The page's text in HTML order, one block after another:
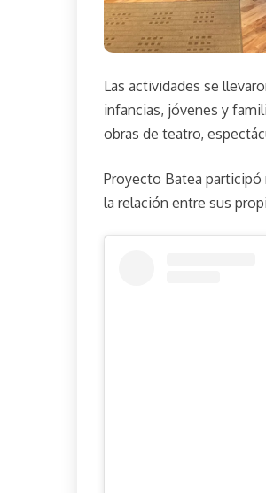
Las actividades se
infancias, jóvenes y
obras de teatro,
Proyecto Batea
la relación entre sus